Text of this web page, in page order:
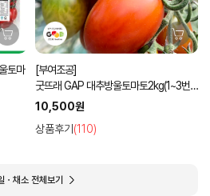
토마
[부여조공]
굿뜨래 GAP 대추방울토마토2kg(1~3번
과 램덤과)
10,500원
상품후기 (110)
ㆍ채소 전체보기